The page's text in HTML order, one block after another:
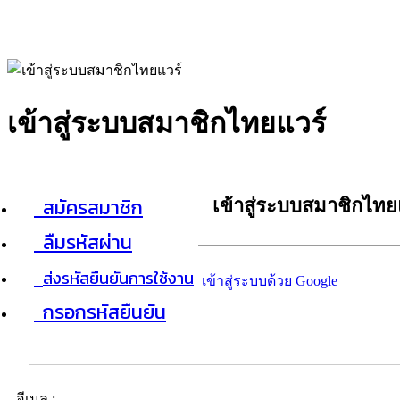
เข้าสู่ระบบสมาชิกไทยแวร์
สมัครสมาชิก
ลืมรหัสผ่าน
ส่งรหัสยืนยันการใช้งาน
กรอกรหัสยืนยัน
เข้าสู่ระบบสมาชิกไท
เข้าสู่ระบบด้วย Google